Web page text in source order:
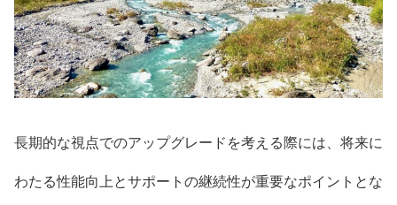
長期的な視点でのアップグレードを考える際には、将来に
わたる性能向上とサポートの継続性が重要なポイントとな